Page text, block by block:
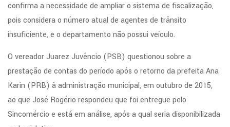
confirma a necessidade de ampliar o sistema de fiscalização,
pois considera o número atual de agentes de trânsito
insuficiente, e o departamento não possui veículo.
O vereador Juarez Juvêncio (PSB) questionou sobre a
prestação de contas do período após o retorno da prefeita Ana
Karin (PRB) à administração municipal, em outubro de 2015,
ao que José Rogério respondeu que foi entregue pelo
Sincomércio e está em análise, após a qual seria disponibilizada